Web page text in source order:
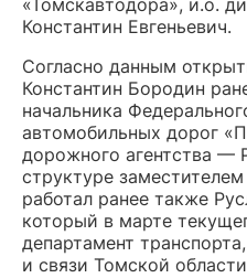
«Томскавтодора», и.о.
Константин Евгеньевич.
Согласно данным
Константин Бородин
начальника
автомобильных дорог
дорожного агентства —
структуре
работал ранее также
который в марте
департамент
и связи Томской